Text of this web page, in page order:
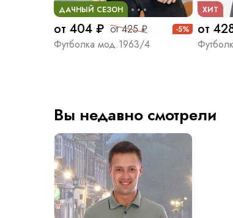
ДАЧНЫЙ СЕЗОН
от 404 ₽ от 425 ₽ -5%
Футболка мод.1963/4
ХИТ
от
Вы недавно смотрели